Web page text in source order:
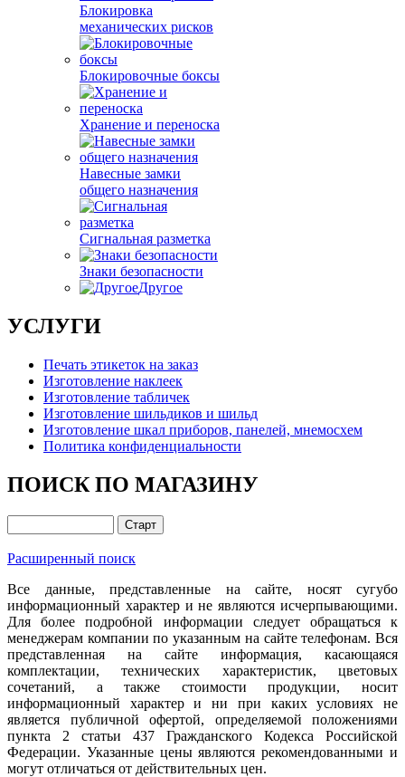
Блокировка
механических рисков
Блокировочные боксы
Хранение и переноска
Навесные замки
общего назначения
Сигнальная разметка
Знаки безопасности
Другое
УСЛУГИ
Печать этикеток на заказ
Изготовление наклеек
Изготовление табличек
Изготовление шильдиков и шильд
Изготовление шкал приборов, панелей, мнемосхем
Политика конфиденциальности
ПОИСК ПО МАГАЗИНУ
Расширенный поиск
Все данные, представленные на сайте, носят сугубо
информационный характер и не являются исчерпывающими.
Для более подробной информации следует обращаться к
менеджерам компании по указанным на сайте телефонам. Вся
представленная на сайте информация, касающаяся
комплектации, технических характеристик, цветовых
сочетаний, а также стоимости продукции, носит
информационный характер и ни при каких условиях не
является публичной офертой, определяемой положениями
пункта 2 статьи 437 Гражданского Кодекса Российской
Федерации. Указанные цены являются рекомендованными и
могут отличаться от действительных цен.